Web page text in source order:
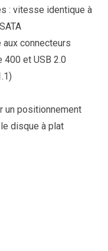
: vitesse identique à
connecteurs
400 et USB 2.0
un positionnement
disque à plat